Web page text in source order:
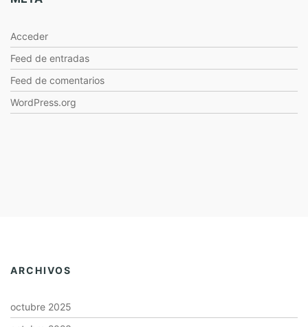
Acceder
Feed de entradas
Feed de comentarios
WordPress.org
ARCHIVOS
octubre 2025